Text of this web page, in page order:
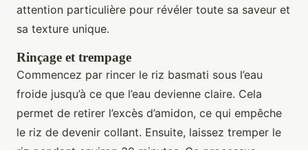
attention particulière pour révéler toute sa saveur et
sa texture unique.
Rinçage et trempage
Commencez par rincer le riz basmati sous l’eau
froide jusqu’à ce que l’eau devienne claire. Cela
permet de retirer l’excès d’amidon, ce qui empêche
le riz de devenir collant. Ensuite, laissez tremper le